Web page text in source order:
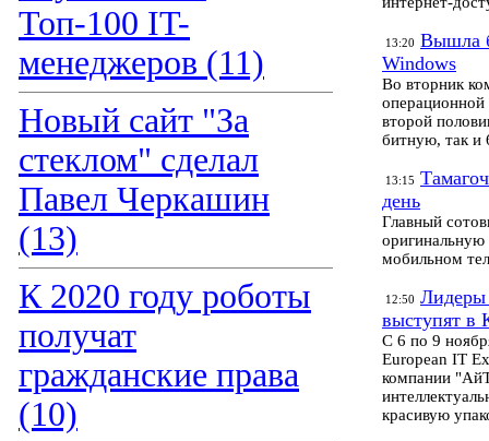
Топ-100 IT-
менеджеров (11)
Новый сайт "За
стеклом" сделал
Павел Черкашин
(13)
К 2020 году роботы
получат
гражданские права
(10)
13:20 Вышла
Windows
Во вторник
второй
битную, так и
13:15
день
Главный
мобильном
12:50 Лидеры
выступят в
С 6 по 9
European IT
компании
красивую